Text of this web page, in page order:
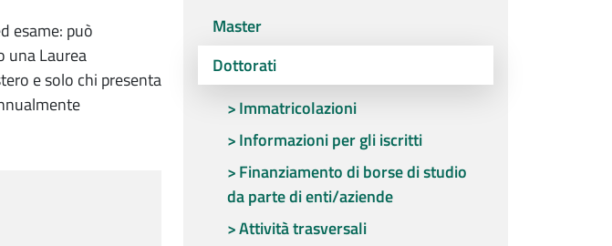
esame: può
una Laurea
e solo chi presenta
Master
Dottorati
Immatricolazioni
Informazioni per gli iscritti
Finanziamento di borse di studio
da parte di enti/aziende
Attività trasversali